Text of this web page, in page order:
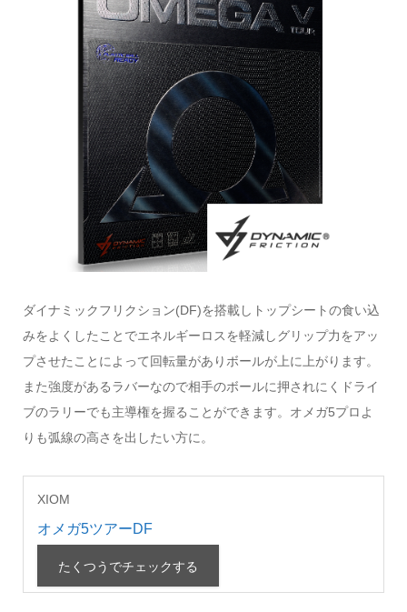
ダイナミックフリクション(DF)を搭載しトップシートの食い込
みをよくしたことでエネルギーロスを軽減しグリップ力をアッ
プさせたことによって回転量がありボールが上に上がります。
また強度があるラバーなので相手のボールに押されにくドライ
ブのラリーでも主導権を握ることができます。オメガ5プロよ
りも弧線の高さを出したい方に。
XIOM
オメガ5ツアーDF
たくつうでチェックする